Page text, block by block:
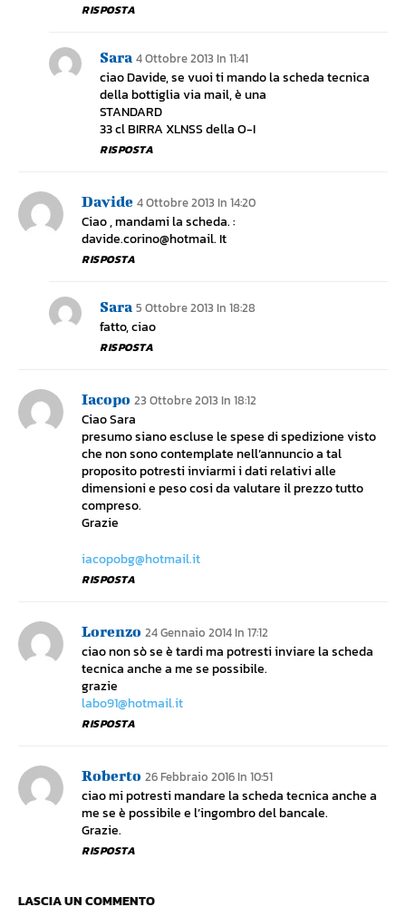
RISPOSTA
Sara 4 Ottobre 2013 In 11:41
ciao Davide, se vuoi ti mando la scheda tecnica
della bottiglia via mail, è una
STANDARD
33 cl BIRRA XLNSS della O-I
RISPOSTA
Davide 4 Ottobre 2013 In 14:20
Ciao , mandami la scheda. :
davide.corino@hotmail. It
RISPOSTA
Sara 5 Ottobre 2013 In 18:28
fatto, ciao
RISPOSTA
Iacopo 23 Ottobre 2013 In 18:12
Ciao Sara
presumo siano escluse le spese di spedizione visto
che non sono contemplate nell’annuncio a tal
proposito potresti inviarmi i dati relativi alle
dimensioni e peso cosi da valutare il prezzo tutto
compreso.
Grazie
iacopobg@hotmail.it
RISPOSTA
Lorenzo 24 Gennaio 2014 In 17:12
ciao non sò se è tardi ma potresti inviare la scheda
tecnica anche a me se possibile.
grazie
labo91@hotmail.it
RISPOSTA
Roberto 26 Febbraio 2016 In 10:51
ciao mi potresti mandare la scheda tecnica anche a
me se è possibile e l’ingombro del bancale.
Grazie.
RISPOSTA
LASCIA UN COMMENTO